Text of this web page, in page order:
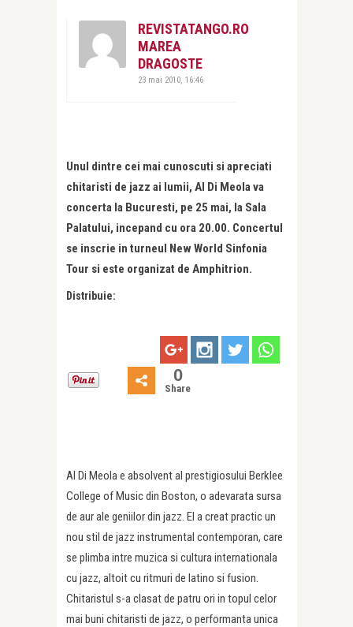
REVISTATANGO.RO
MAREA
DRAGOSTE
23 mai 2010, 16:46
Unul dintre cei mai cunoscuti si apreciati
chitaristi de jazz ai lumii, Al Di Meola va
concerta la Bucuresti, pe 25 mai, la Sala
Palatului, incepand cu ora 20.00. Concertul
se inscrie in turneul New World Sinfonia
Tour si este organizat de Amphitrion.
Distribuie:
0
Share
Al Di Meola e absolvent al prestigiosului Berklee
College of Music din Boston, o adevarata sursa
de aur ale geniilor din jazz. El a creat practic un
nou stil de jazz instrumental contemporan, care
se plimba intre muzica si cultura internationala
cu jazz, altoit cu ritmuri de latino si fusion.
Chitaristul s-a clasat de patru ori in topul celor
mai buni chitaristi de jazz, o performanta unica